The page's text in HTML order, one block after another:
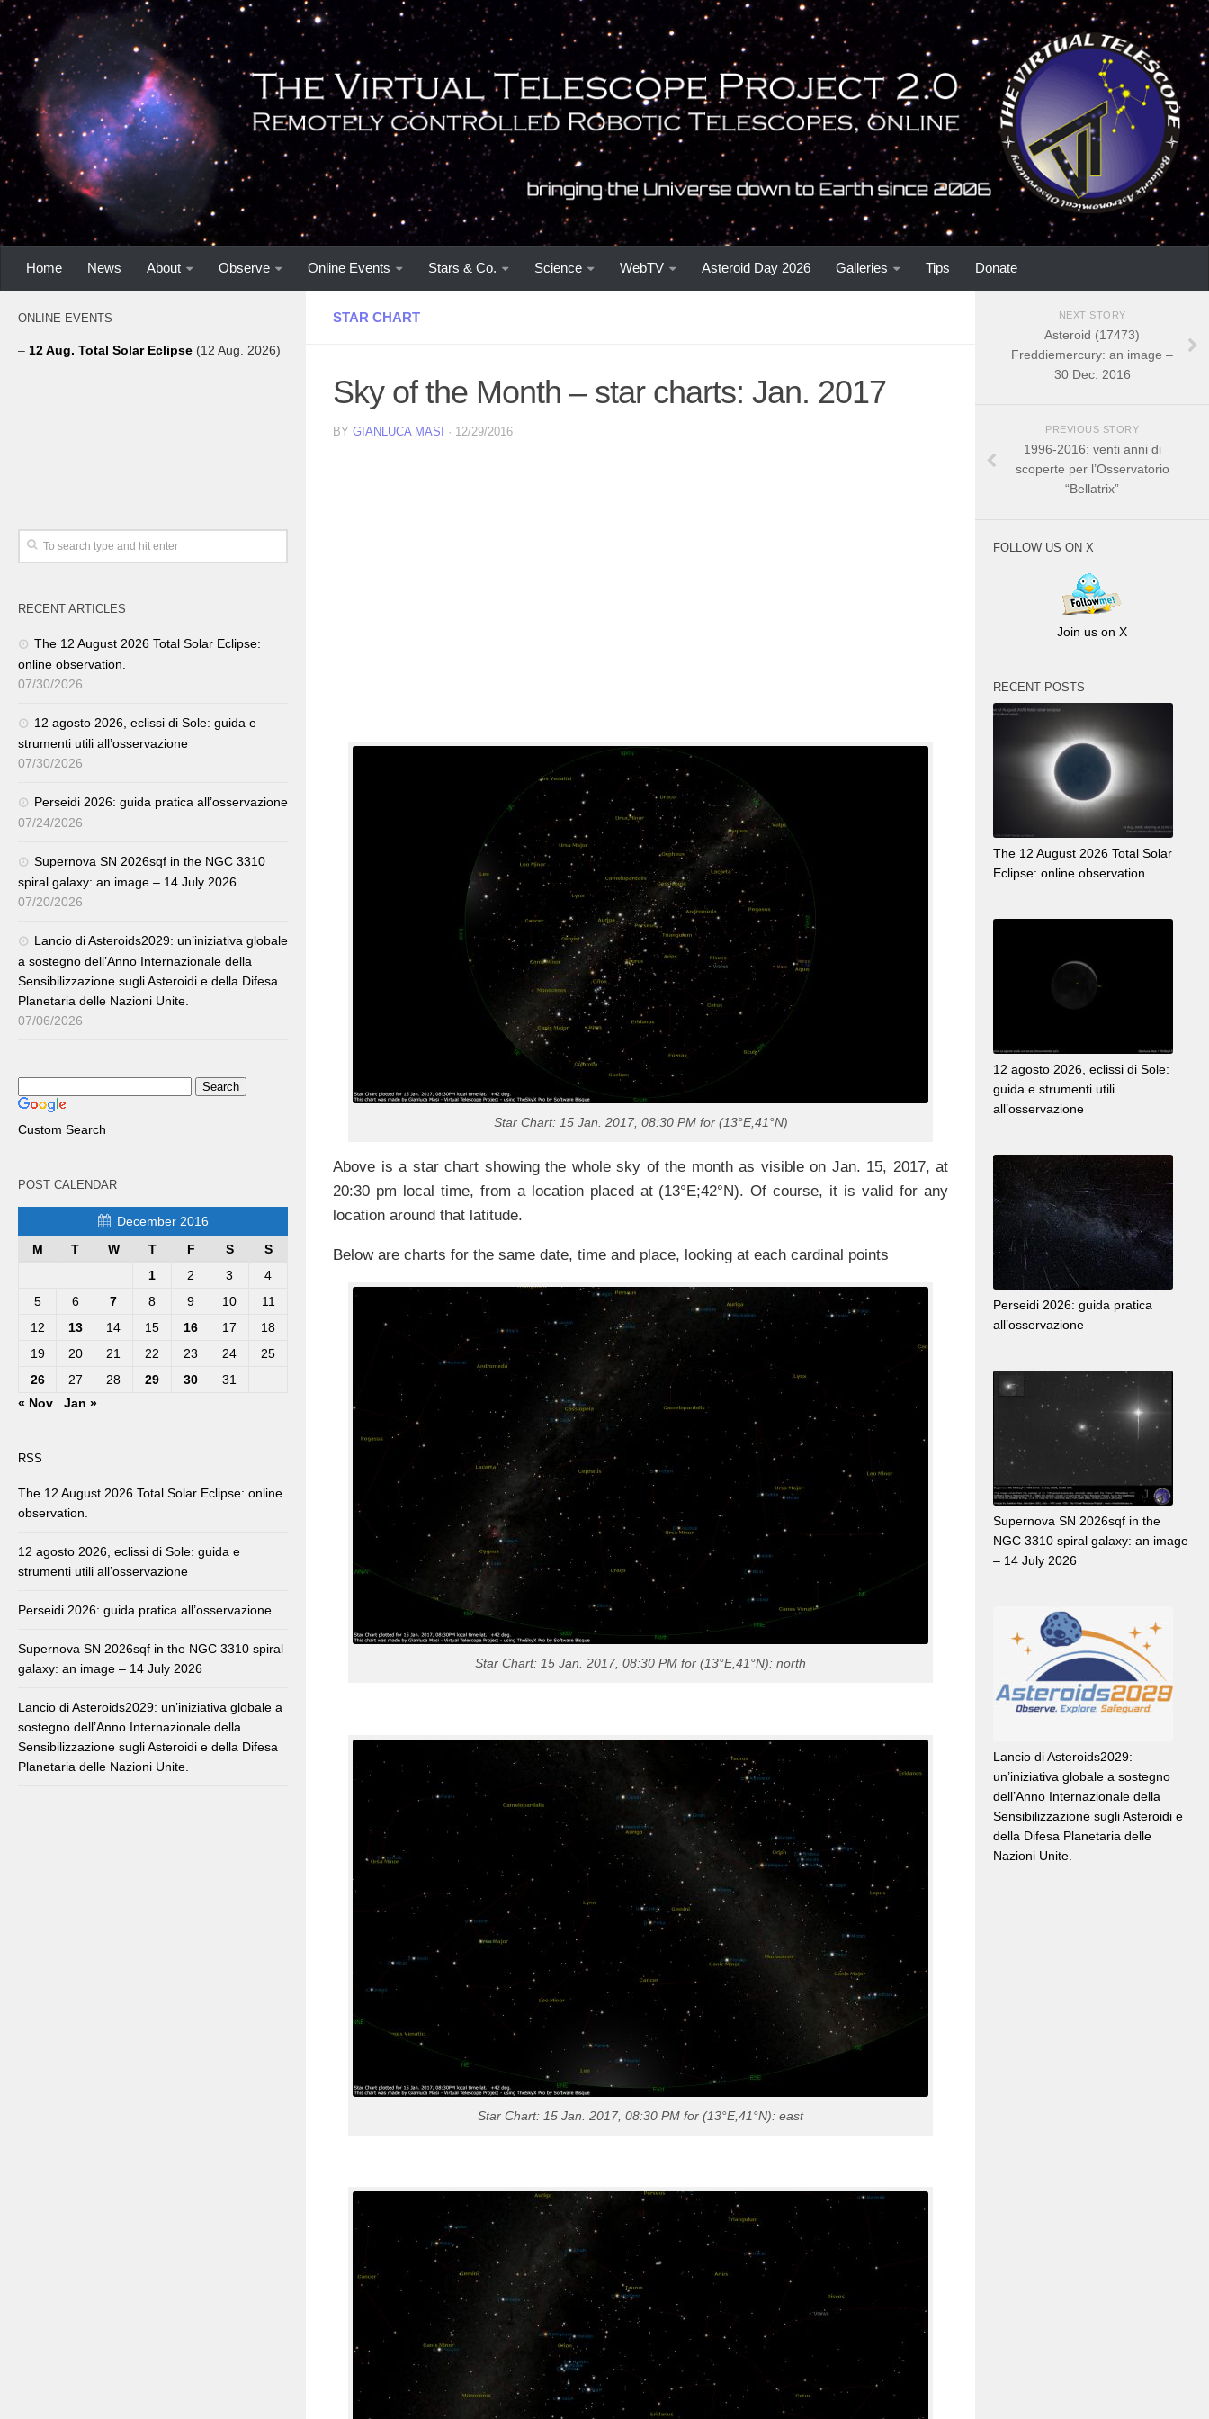
Home News About Observe Online Events Stars & Co. Science WebTV Asteroid Day 2026 Galleries Tips Donate
STAR CHART
Sky of the Month – star charts: Jan. 2017
BY GIANLUCA MASI · 12/29/2016
Star Chart: 15 Jan. 2017, 08:30 PM for (13°E,41°N)
Above is a star chart showing the whole sky of the month as visible on Jan. 15, 2017, at
20:30 pm local time, from a location placed at (13°E;42°N). Of course, it is valid for any
location around that latitude.
Below are charts for the same date, time and place, looking at each cardinal points
Star Chart: 15 Jan. 2017, 08:30 PM for (13°E,41°N): north
Star Chart: 15 Jan. 2017, 08:30 PM for (13°E,41°N): east
ONLINE EVENTS
– 12 Aug. Total Solar Eclipse (12 Aug. 2026)
RECENT ARTICLES
The 12 August 2026 Total Solar Eclipse:
online observation.
07/30/2026
12 agosto 2026, eclissi di Sole: guida e
strumenti utili all’osservazione
07/30/2026
Perseidi 2026: guida pratica all’osservazione
07/24/2026
Supernova SN 2026sqf in the NGC 3310
spiral galaxy: an image – 14 July 2026
07/20/2026
Lancio di Asteroids2029: un’iniziativa globale
a sostegno dell’Anno Internazionale della
Sensibilizzazione sugli Asteroidi e della Difesa
Planetaria delle Nazioni Unite.
07/06/2026
Custom Search
POST CALENDAR
December 2016
M
T W T F S
S
1
2 3
4
5
6 7 8 9 10
11
12
13 14 15 16 17
18
19
20 21 22 23 24
25
26
27 28 29 30
31
« Nov
Jan »
RSS
The 12 August 2026 Total Solar Eclipse: online
observation.
12 agosto 2026, eclissi di Sole: guida e
strumenti utili all’osservazione
Perseidi 2026: guida pratica all’osservazione
Supernova SN 2026sqf in the NGC 3310 spiral
galaxy: an image – 14 July 2026
Lancio di Asteroids2029: un’iniziativa globale a
sostegno dell’Anno Internazionale della
Sensibilizzazione sugli Asteroidi e della Difesa
Planetaria delle Nazioni Unite.
NEXT STORY
Asteroid (17473)
Freddiemercury: an image –
30 Dec. 2016
PREVIOUS STORY
1996-2016: venti anni di
scoperte per l’Osservatorio
“Bellatrix”
FOLLOW US ON X
Join us on X
RECENT POSTS
The 12 August 2026 Total Solar
Eclipse: online observation.
12 agosto 2026, eclissi di Sole:
guida e strumenti utili
all’osservazione
Perseidi 2026: guida pratica
all’osservazione
Supernova SN 2026sqf in the
NGC 3310 spiral galaxy: an image
– 14 July 2026
Lancio di Asteroids2029:
un’iniziativa globale a sostegno
dell’Anno Internazionale della
Sensibilizzazione sugli Asteroidi e
della Difesa Planetaria delle
Nazioni Unite.